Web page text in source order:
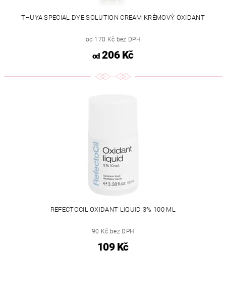
THUYA SPECIAL DYE SOLUTION CREAM KRÉMOVÝ OXIDANT
od 170 Kč bez DPH
od206 Kč
REFECTOCIL OXIDANT LIQUID 3% 100 ML
90 Kč bez DPH
109 Kč